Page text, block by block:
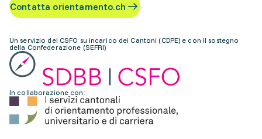
Contatta orientamento.ch
Un servizio del CSFO su incarico dei Cantoni (CDPE) e con il sostegno
della Confederazione (SEFRI)
In collaborazione con: